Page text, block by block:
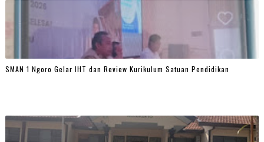
SMAN 1 Ngoro Gelar IHT dan Review Kurikulum Satuan Pendidikan